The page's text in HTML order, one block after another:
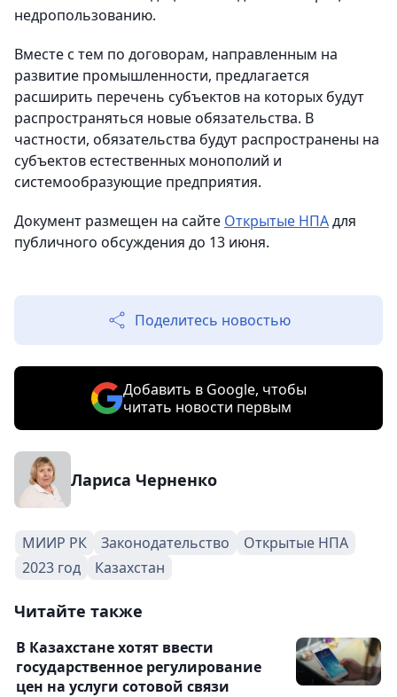
недропользованию.
Вместе с тем по договорам, направленным на
развитие промышленности, предлагается
расширить перечень субъектов на которых будут
распространяться новые обязательства. В
частности, обязательства будут распространены на
субъектов естественных монополий и
системообразующие предприятия.
Документ размещен на сайте Открытые НПАдля
публичного обсуждения до 13 июня.
Поделитесь новостью
Добавить в Google, чтобы
читать новости первым
Лариса Черненко
МИИР РК Законодательство
Открытые НПА
2023 год
Казахстан
Читайте также
В Казахстане хотят ввести
государственное регулирование
цен на услуги сотовой связи